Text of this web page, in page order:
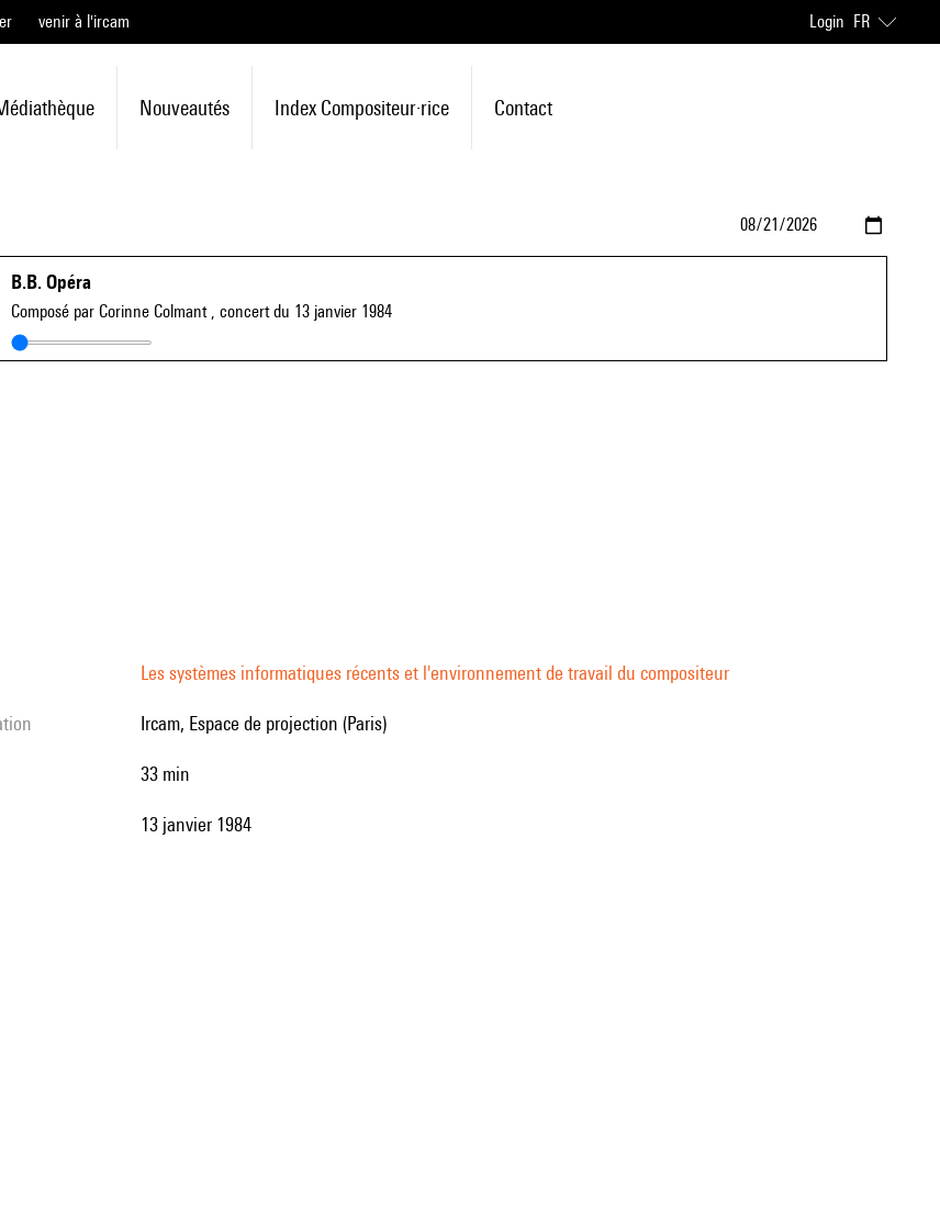
venir à l'ircam Login FR
Nouveautés Index Compositeur·rice Contact
B.B. Opéra
Composé par Corinne Colmant , concert du 13 janvier 1984
Les systèmes informatiques récents et l'environnement de travail du compositeur
Ircam, Espace de projection (Paris)
33 min
13 janvier 1984